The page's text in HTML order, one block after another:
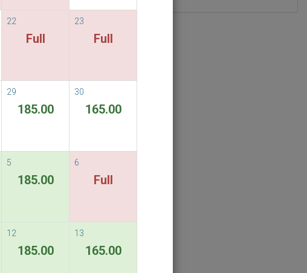
22
Full
23
Full
29
185.00
30
165.00
5
185.00
6
Full
12
185.00
13
165.00